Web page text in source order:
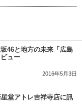
46と地方の未来「広島
ュー
2016年5月3日
堂アトレ吉祥寺店に訊